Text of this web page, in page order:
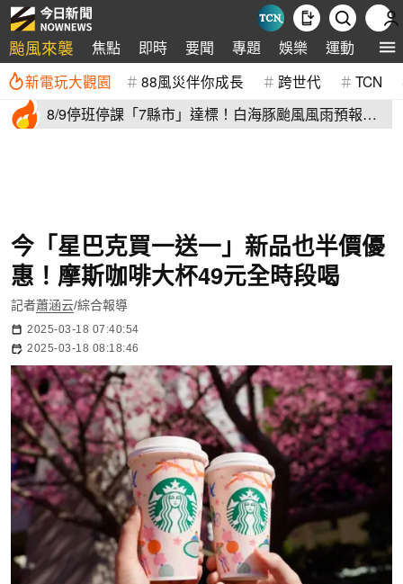
颱風來襲 焦點 即時 要聞 專題 娛樂 運動 全球
新電玩大觀園 88風災伴你成長 跨世代 TCN
8/9停班停課「7縣市」達標！白海豚颱風風雨預報
今「星巴克買一送一」新品也半價優
惠！摩斯咖啡大杯49元全時段喝
記者蕭涵云/綜合報導
2025-03-18 07:40:54
2025-03-18 08:18:46